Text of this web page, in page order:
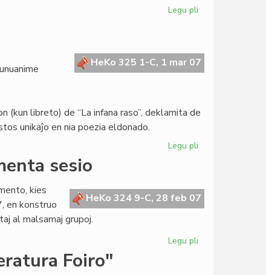
Legu pli
la
Esperanta
HeKo 325 1-C, 1 mar 07
libreto) de “La infana raso”, deklamita de
unikaĵo en nia poezia eldonado.
Legu pli
Meksiko
sesio
HeKo 324 9-C, 28 feb 07
kies
en konstruo
al malsamaj grupoj.
Legu pli
Foiro"